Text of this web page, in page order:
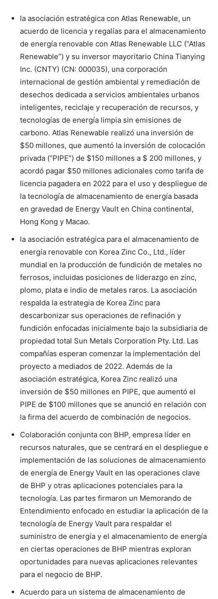
la asociación estratégica con Atlas Renewable, un
acuerdo de licencia y regalías para el almacenamiento
de energía renovable con Atlas Renewable LLC (“Atlas
Renewable”) y su inversor mayoritario China Tianying
Inc. (CNTY) (CN: 000035), una corporación
internacional de gestión ambiental y remediación de
desechos dedicada a servicios ambientales urbanos
inteligentes, reciclaje y recuperación de recursos, y
tecnologías de energía limpia sin emisiones de
carbono. Atlas Renewable realizó una inversión de
$50 millones, que aumentó la inversión de colocación
privada (“PIPE”) de $150 millones a $ 200 millones, y
acordó pagar $50 millones adicionales como tarifa de
licencia pagadera en 2022 para el uso y despliegue de
la tecnología de almacenamiento de energía basada
en gravedad de Energy Vault en China continental,
Hong Kong y Macao.
la asociación estratégica para el almacenamiento de
energía renovable con Korea Zinc Co., Ltd., líder
mundial en la producción de fundición de metales no
ferrosos, incluidas posiciones de liderazgo en zinc,
plomo, plata e indio de metales raros. La asociación
respalda la estrategia de Korea Zinc para
descarbonizar sus operaciones de refinación y
fundición enfocadas inicialmente bajo la subsidiaria de
propiedad total Sun Metals Corporation Pty. Ltd. Las
compañías esperan comenzar la implementación del
proyecto a mediados de 2022. Además de la
asociación estratégica, Korea Zinc realizó una
inversión de $50 millones en PIPE, que aumentó el
PIPE de $100 millones que se anunció en relación con
la firma del acuerdo de combinación de negocios.
Colaboración conjunta con BHP, empresa líder en
recursos naturales, que se centrará en el despliegue e
implementación de las soluciones de almacenamiento
de energía de Energy Vault en las operaciones clave
de BHP y otras aplicaciones potenciales para la
tecnología. Las partes firmaron un Memorando de
Entendimiento enfocado en estudiar la aplicación de la
tecnología de Energy Vault para respaldar el
suministro de energía y el almacenamiento de energía
en ciertas operaciones de BHP mientras exploran
oportunidades para nuevas aplicaciones relevantes
para el negocio de BHP.
Acuerdo para un sistema de almacenamiento de